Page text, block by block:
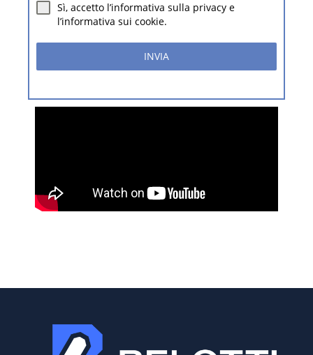
Sì, accetto l’informativa sulla privacy e
l’informativa sui cookie.
INVIA